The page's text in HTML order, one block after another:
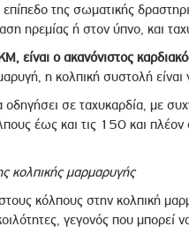
της σωματικής
ηρεμίας ή στον ύπνο, και
είναι o ακανόνιστος
η κολπική συστολή είναι
σε ταχυκαρδία, με
έως και τις 150 και πλέον
κολπικής μαρμαρυγής
κόλπους στην κολπική
γεγονός που μπορεί